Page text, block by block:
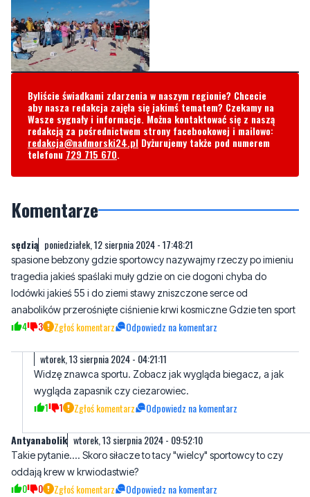
Byliście świadkami zdarzenia w naszym regionie? Chcecie
aby nasza redakcja zajęła się jakimś tematem? Czekamy na
Wasze sygnały i informacje. Można kontaktować się z naszą
redakcją za pośrednictwem strony facebookowej i mailowo:
redakcja@nadmorski24.pl Dyżurujemy także pod numerem
telefonu 729 715 670.
Komentarze
sędzią poniedziałek, 12 sierpnia 2024 - 17:48:21
spasione bebzony gdzie sportowcy nazywajmy rzeczy po imieniu
tragedia jakieś spaślaki muły gdzie on cie dogoni chyba do
lodówki jakieś 55 i do ziemi stawy zniszczone serce od
anabolików przerośnięte ciśnienie krwi kosmiczne Gdzie ten sport
4 3 Zgłoś komentarz Odpowiedz na komentarz
wtorek, 13 sierpnia 2024 - 04:21:11
Widzę znawca sportu. Zobacz jak wygląda biegacz, a jak
wygląda zapasnik czy ciezarowiec.
1 1 Zgłoś komentarz Odpowiedz na komentarz
Antyanabolik wtorek, 13 sierpnia 2024 - 09:52:10
Takie pytanie.... Skoro siłacze to tacy "wielcy" sportowcy to czy
oddają krew w krwiodastwie?
0 0 Zgłoś komentarz Odpowiedz na komentarz